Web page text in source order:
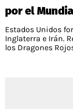
por el
Estados Unidos
Inglaterra e Irán.
los Dragones